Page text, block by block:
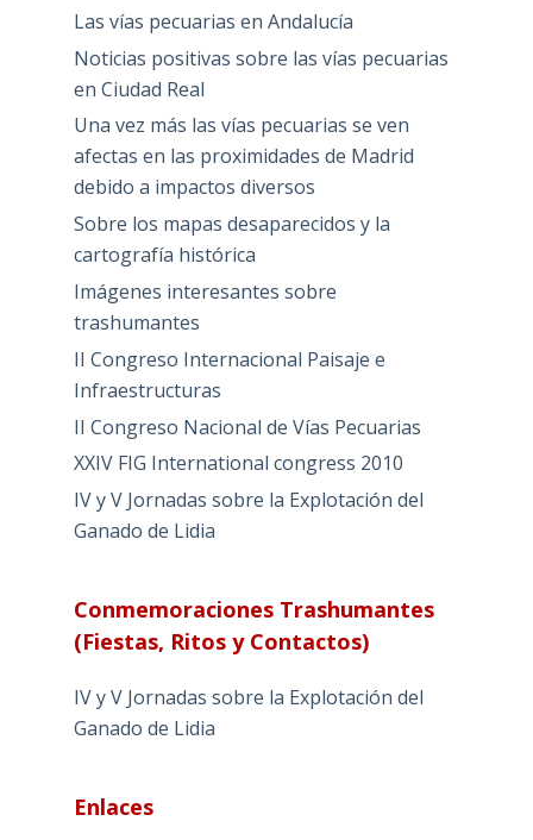
Las vías pecuarias en Andalucía
Noticias positivas sobre las vías pecuarias
en Ciudad Real
Una vez más las vías pecuarias se ven
afectas en las proximidades de Madrid
debido a impactos diversos
Sobre los mapas desaparecidos y la
cartografía histórica
Imágenes interesantes sobre
trashumantes
II Congreso Internacional Paisaje e
Infraestructuras
II Congreso Nacional de Vías Pecuarias
XXIV FIG International congress 2010
IV y V Jornadas sobre la Explotación del
Ganado de Lidia
Conmemoraciones Trashumantes
(Fiestas, Ritos y Contactos)
IV y V Jornadas sobre la Explotación del
Ganado de Lidia
Enlaces